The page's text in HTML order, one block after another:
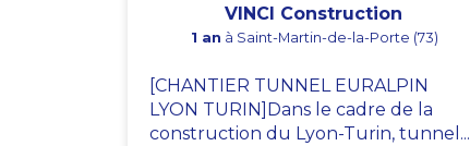
VINCI Construction
1 an à Saint-Martin-de-la-Porte (73)
[CHANTIER TUNNEL EURALPIN
LYON TURIN]Dans le cadre de la
construction du Lyon-Turin, tunnel...